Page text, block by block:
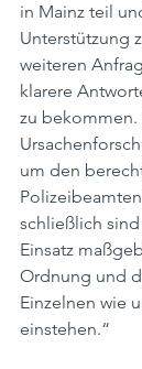
in Mainz teil
Unterstützung
weiteren
klarere
zu
um den
schließlich
Einsatz
Ordnung und
Einzelnen wie
einstehen.“